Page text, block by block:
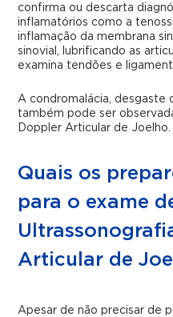
confirma ou descarta
inflamatórios como a
inflamação da membrana
sinovial, lubrificando as
examina tendões e
A condromalácia, desgaste
também pode ser
Doppler Articular de Joelho.
Quais os
para o exame
Articular de
Apesar de não precisar de